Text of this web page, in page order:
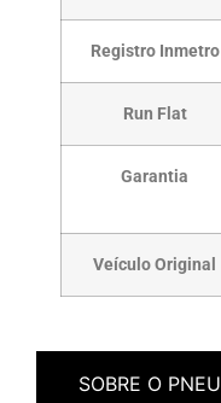
SOBRE O PNEU
Registro Inmetro
Run Flat
Garantia
Veículo Original